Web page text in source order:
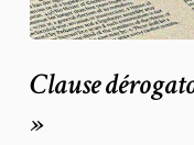
Clause
»